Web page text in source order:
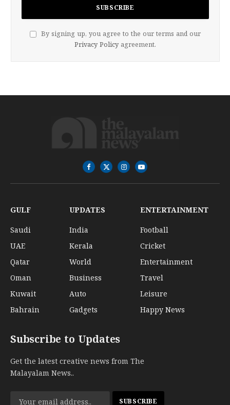
By signing up, you agree to the our terms and our
Privacy Policy agreement.
Facebook
X
(Twitter)
InstagramYouTube
GULF
Saudi
UAE
Qatar
Oman
Kuwait
Bahrain
UPDATES
India
Kerala
World
Business
Auto
Gadgets
ENTERTAINMENT
Football
Cricket
Entertainment
Travel
Leisure
Happy News
Subscribe to Updates
Get the latest creative news from The
Malayalam News..